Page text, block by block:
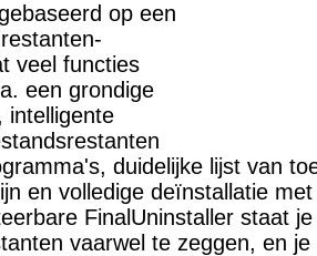
op een
veel functies
een grondige
intelligente
duidelijke lijst van
en volledige deïnstallatie
FinalUninstaller staat
vaarwel te zeggen, en